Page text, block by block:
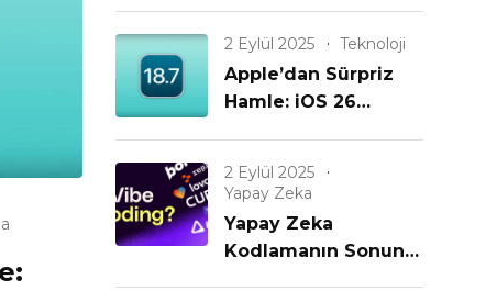
2 Eylül 2025 Teknoloji
Apple’dan Sürpriz
Hamle: iOS 26
iPhone’lar
Unutulmadı mı?
2 Eylül 2025
Yapay Zeka
Yapay Zeka
Kodlamanın Sonunu